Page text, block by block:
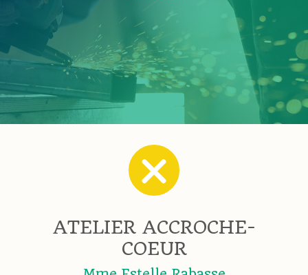
ATELIER ACCROCHE-
COEUR